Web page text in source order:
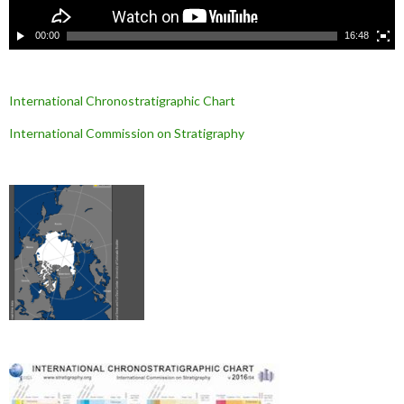
00:00 16:48
International Chronostratigraphic Chart
International Commission on Stratigraphy